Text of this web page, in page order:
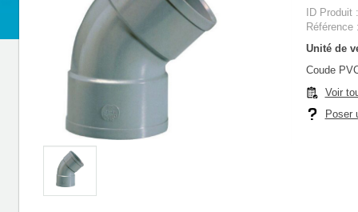
ID Produit
Unité de
Coude
Voir
Poser